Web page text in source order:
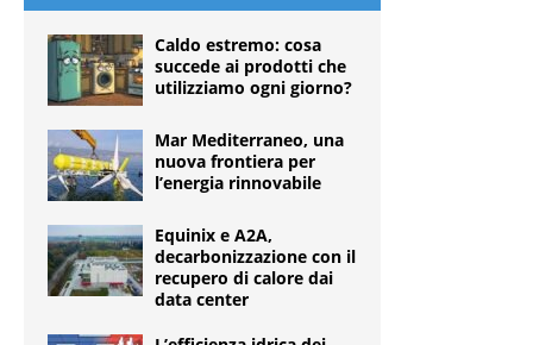
Caldo estremo: cosa
succede ai prodotti che
utilizziamo ogni giorno?
Mar Mediterraneo, una
nuova frontiera per
l’energia rinnovabile
Equinix e A2A,
decarbonizzazione con il
recupero di calore dai
data center